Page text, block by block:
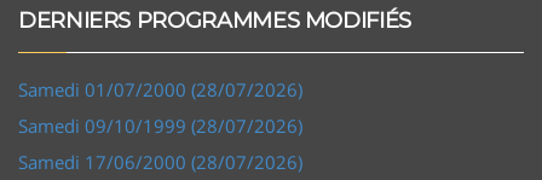
DERNIERS PROGRAMMES MODIFIÉS
Samedi 01/07/2000 (28/07/2026)
Samedi 09/10/1999 (28/07/2026)
Samedi 17/06/2000 (28/07/2026)